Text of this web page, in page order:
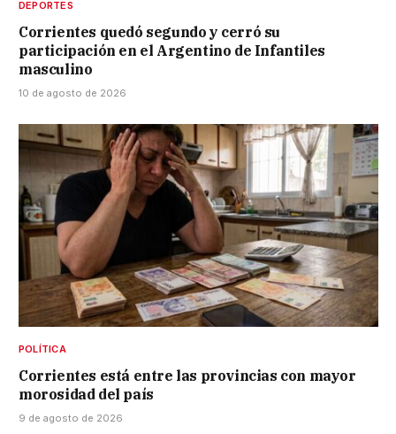
DEPORTES
Corrientes quedó segundo y cerró su
participación en el Argentino de Infantiles
masculino
10 de agosto de 2026
POLÍTICA
Corrientes está entre las provincias con mayor
morosidad del país
9 de agosto de 2026